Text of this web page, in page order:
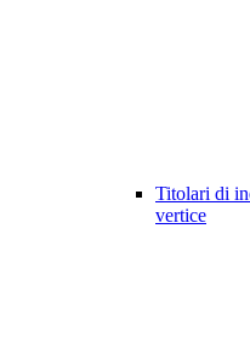
Titolari di
vertice